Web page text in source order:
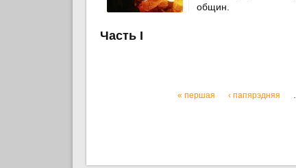
общин.
Часть I
« першая ‹ папярэдняя